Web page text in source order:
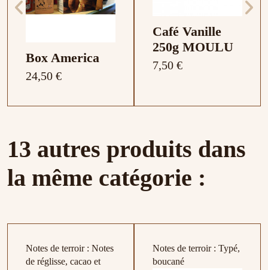
Box America
24,50 €
Café Vanille
250g MOULU
7,50 €
Moulin à Café
Verre Double
13 autres produits dans
la même catégorie :
Notes de terroir : Notes
de réglisse, cacao et
Notes de terroir : Typé,
boucané